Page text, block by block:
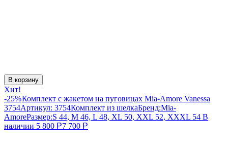
В корзину
Хит!
-25%Комплект с жакетом на пуговицах Mia-Amore Vanessa
3754Артикул: 3754Комплект из шелкаБренд:Mia-
AmoreРазмер:S 44, M 46, L 48, XL 50, XXL 52, XXXL 54 В
наличии 5 800 Р7 700 Р